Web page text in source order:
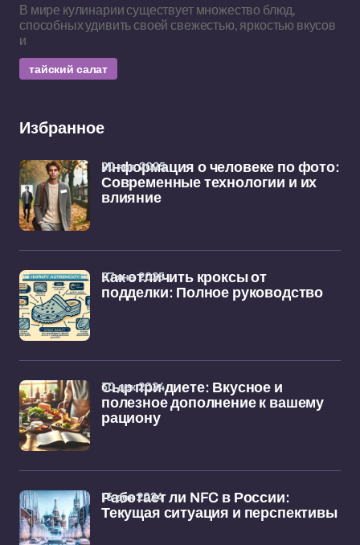
В мире кулинарии существует множество блюд,
способных удивить своей свежестью, яркостью вкусов
и
тайский салат
Избранное
Информация о человеке по фото:
Современные технологии и их
влияние
20 янв 2025
Как отличить кроксы от
подделки: Полное руководство
07 янв 2025
Сыр при диете: Вкусное и
полезное дополнение к вашему
рациону
30 дек 2024
Работает ли NFC в России:
Текущая ситуация и перспективы
16 дек 2024